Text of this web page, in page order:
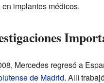
en implantes médicos.
Mercedes regresó a
de Madrid. Allí